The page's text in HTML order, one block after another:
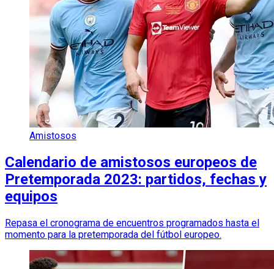
Amistosos
Calendario de amistosos europeos de
Pretemporada 2023: partidos, fechas y
equipos
Repasa el cronograma de encuentros programados hasta el
momento para la pretemporada del fútbol europeo.